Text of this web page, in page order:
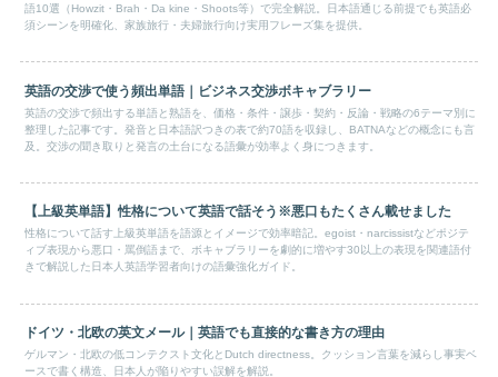
語10選（Howzit・Brah・Da kine・Shoots等）で完全解説。日本語通じる前提でも英語必
須シーンを明確化、家族旅行・夫婦旅行向け実用フレーズ集を提供。
英語の交渉で使う頻出単語｜ビジネス交渉ボキャブラリー
英語の交渉で頻出する単語と熟語を、価格・条件・譲歩・契約・反論・戦略の6テーマ別に
整理した記事です。発音と日本語訳つきの表で約70語を収録し、BATNAなどの概念にも言
及。交渉の聞き取りと発言の土台になる語彙が効率よく身につきます。
【上級英単語】性格について英語で話そう※悪口もたくさん載せました
性格について話す上級英単語を語源とイメージで効率暗記。egoist・narcissistなどポジテ
ィブ表現から悪口・罵倒語まで、ボキャブラリーを劇的に増やす30以上の表現を関連語付
きで解説した日本人英語学習者向けの語彙強化ガイド。
ドイツ・北欧の英文メール｜英語でも直接的な書き方の理由
ゲルマン・北欧の低コンテクスト文化とDutch directness。クッション言葉を減らし事実ベ
ースで書く構造、日本人が陥りやすい誤解を解説。